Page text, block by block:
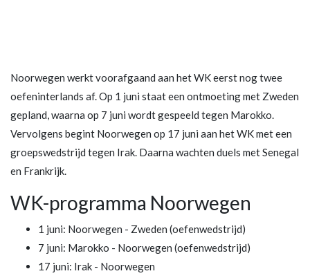
Noorwegen werkt voorafgaand aan het WK eerst nog twee
oefeninterlands af. Op 1 juni staat een ontmoeting met Zweden
gepland, waarna op 7 juni wordt gespeeld tegen Marokko.
Vervolgens begint Noorwegen op 17 juni aan het WK met een
groepswedstrijd tegen Irak. Daarna wachten duels met Senegal
en Frankrijk.
WK-programma Noorwegen
1 juni: Noorwegen - Zweden (oefenwedstrijd)
7 juni: Marokko - Noorwegen (oefenwedstrijd)
17 juni: Irak - Noorwegen